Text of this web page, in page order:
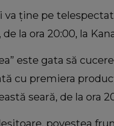
ține pe
la ora 20:00, la
este gata să
cu premiera
seară, de la ora
povestea